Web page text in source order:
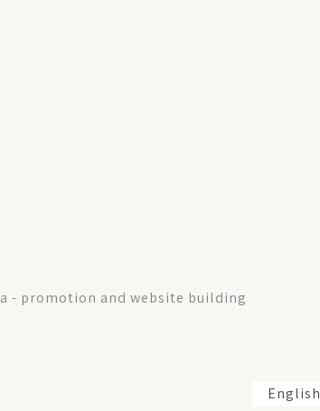
- promotion and website building
English